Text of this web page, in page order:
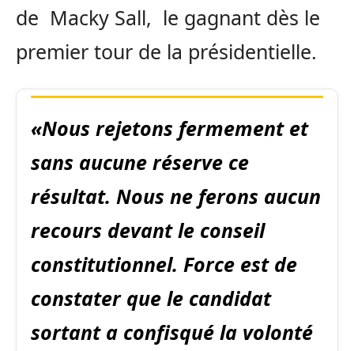
de Macky Sall, le gagnant dès le
premier tour de la présidentielle.
«Nous rejetons fermement et
sans aucune réserve ce
résultat. Nous ne ferons aucun
recours devant le conseil
constitutionnel. Force est de
constater que le candidat
sortant a confisqué la volonté